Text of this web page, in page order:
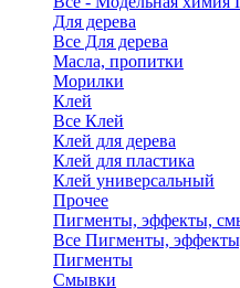
Для дерева
Все Для дерева
Масла, пропитки
Морилки
Клей
Все Клей
Клей для дерева
Клей для пластика
Клей универсальный
Прочее
Пигменты, эффекты,
Все Пигменты,
Пигменты
Смывки